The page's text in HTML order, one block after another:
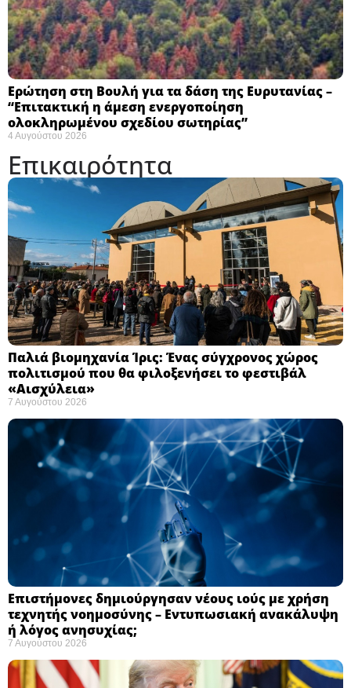
Ερώτηση στη Βουλή για τα δάση της Ευρυτανίας –
“Eπιτακτική η άμεση ενεργοποίηση
ολοκληρωμένου σχεδίου σωτηρίας”
4 Αυγούστου 2026
Επικαιρότητα
Παλιά βιομηχανία Ίρις: Ένας σύγχρονος χώρος
πολιτισμού που θα φιλοξενήσει το φεστιβάλ
«Αισχύλεια» ​
7 Αυγούστου 2026
Επιστήμονες δημιούργησαν νέους ιούς με χρήση
τεχνητής νοημοσύνης – Εντυπωσιακή ανακάλυψη
ή λόγος ανησυχίας; ​
7 Αυγούστου 2026